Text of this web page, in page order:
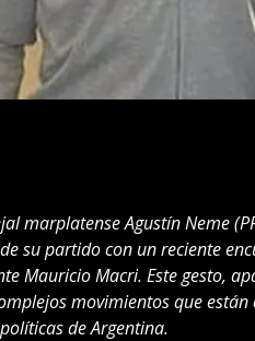
marplatense Agustín Neme
su partido con un reciente
Mauricio Macri. Este gesto,
movimientos que
de Argentina.